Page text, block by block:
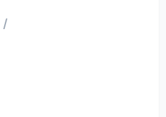
/